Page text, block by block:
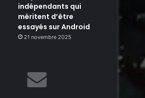
indépendants qui
méritent d’être
essayés sur Android
21 novembre 2025